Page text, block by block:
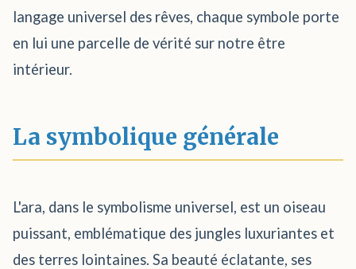
langage universel des rêves, chaque symbole porte
en lui une parcelle de vérité sur notre être
intérieur.
La symbolique générale
L'ara, dans le symbolisme universel, est un oiseau
puissant, emblématique des jungles luxuriantes et
des terres lointaines. Sa beauté éclatante, ses